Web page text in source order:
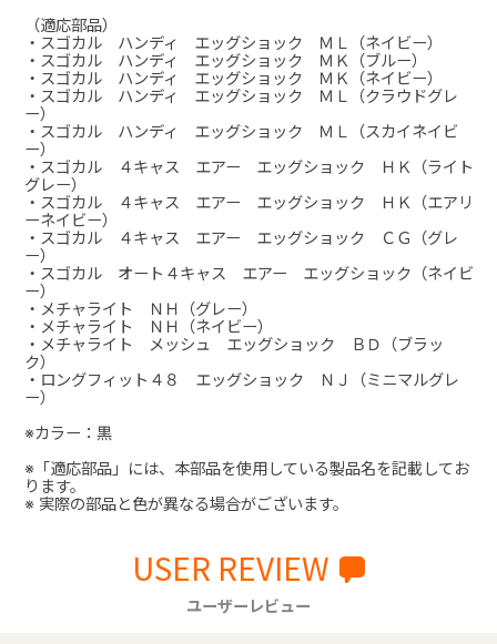
（適応部品）
・スゴカル ハンディ エッグショック ＭＬ（ネイビー）
・スゴカル ハンディ エッグショック ＭＫ（ブルー）
・スゴカル ハンディ エッグショック ＭＫ（ネイビー）
・スゴカル ハンディ エッグショック ＭＬ（クラウドグレ
ー）
・スゴカル ハンディ エッグショック ＭＬ（スカイネイビ
ー）
・スゴカル ４キャス エアー エッグショック ＨＫ（ライト
グレー）
・スゴカル ４キャス エアー エッグショック ＨＫ（エアリ
ーネイビー）
・スゴカル ４キャス エアー エッグショック ＣＧ（グレ
ー）
・スゴカル オート４キャス エアー エッグショック（ネイビ
ー）
・メチャライト ＮＨ（グレー）
・メチャライト ＮＨ（ネイビー）
・メチャライト メッシュ エッグショック ＢＤ（ブラッ
ク）
・ロングフィット４８ エッグショック ＮＪ（ミニマルグレ
ー）
※カラー：黒
※「適応部品」には、本部品を使用している製品名を記載してお
ります。
※ 実際の部品と色が異なる場合がございます。
USER REVIEW
ユーザーレビュー